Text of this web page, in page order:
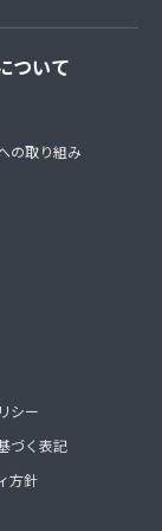
ついて
の取り組み
シー
づく表記
方針